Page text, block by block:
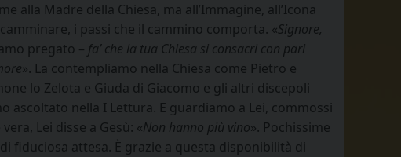
alla Madre della Chiesa, ma all’Immagine, all’Icona
i passi che il cammino comporta. «Signore,
pregato – fa’ che la tua Chiesa si consacri con pari
». La contempliamo nella Chiesa come Pietro e
lo Zelota e Giuda di Giacomo e gli altri discepoli
ascoltato nella I Lettura. E guardiamo a Lei, commossi
Lei disse a Gesù: «Non hanno più vino». Pochissime
fiduciosa attesa. È grazie a questa disponibilità di